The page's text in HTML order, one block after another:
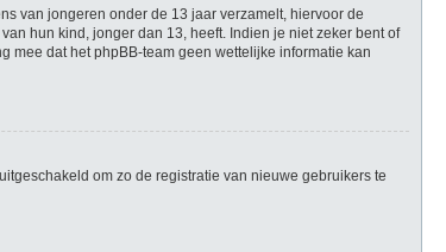
van jongeren onder de 13 jaar verzamelt, hiervoor de
hun kind, jonger dan 13, heeft. Indien je niet zeker bent of
mee dat het phpBB-team geen wettelijke informatie kan
om zo de registratie van nieuwe gebruikers te